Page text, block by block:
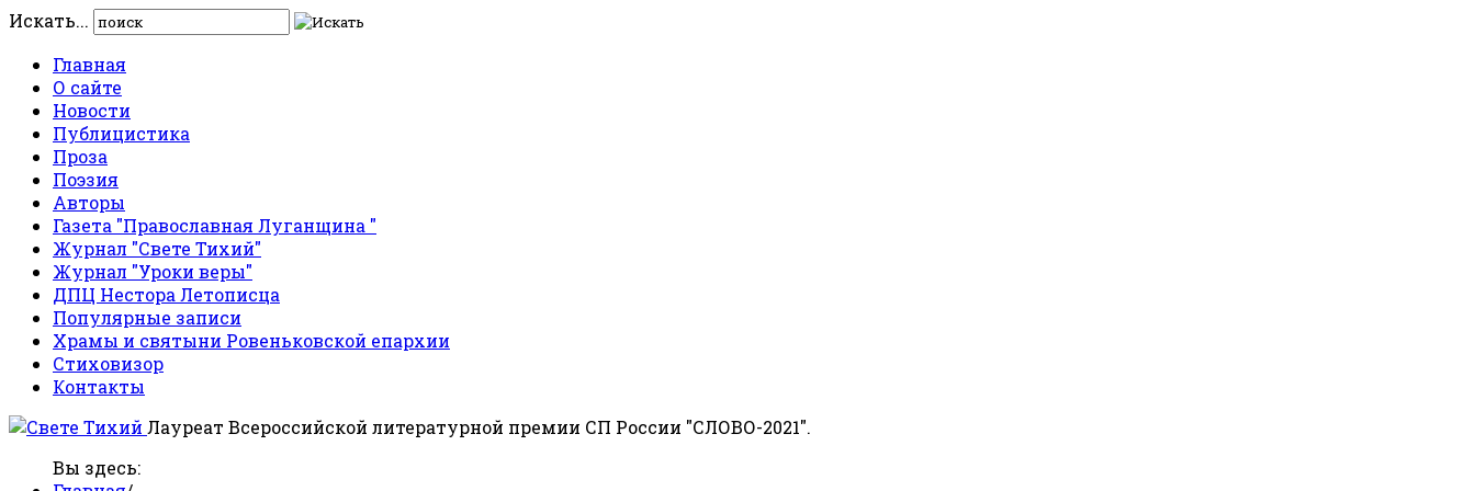
Искать...
Главная
О сайте
Новости
Публицистика
Проза
Поэзия
Авторы
Газета "Православная Луганщина "
Журнал "Свете Тихий"
Журнал "Уроки веры"
ДПЦ Нестора Летописца
Популярные записи
Храмы и святыни Ровеньковской епархии
Стиховизор
Контакты
Лауреат Всероссийской литературной премии СП России "СЛОВО-2021".
Вы здесь: